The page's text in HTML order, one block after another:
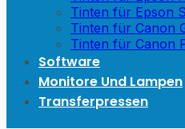
Tinten für Epson
Tinten für Canon
Tinten für Canon
Software
Monitore Und Lampen
Transferpressen